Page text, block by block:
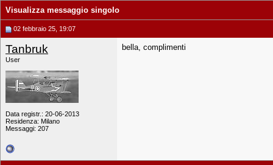
Visualizza messaggio singolo
02 febbraio 25, 19:07
Tanbruk
User
Data registr.: 20-06-2013
Residenza: Milano
Messaggi: 207
bella, complimenti